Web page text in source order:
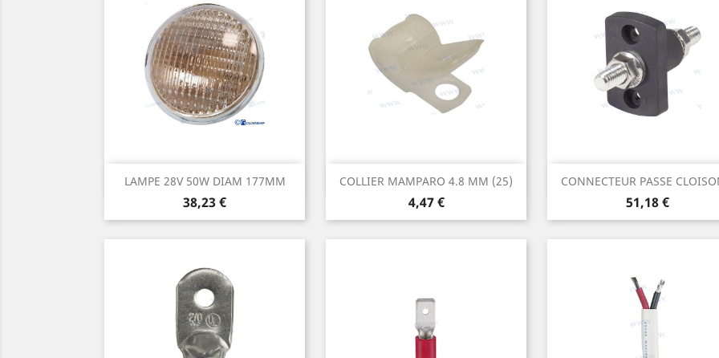
LAMPE 28V 50W DIAM 177MM
Prix
38,23 €
Aperçu rapide COLLIER MAMPARO 4.8 MM (25)
Prix
4,47 €
Aperçu rapide CONNECTEUR PASSE
Prix
51,18 €
Aperçu rapide